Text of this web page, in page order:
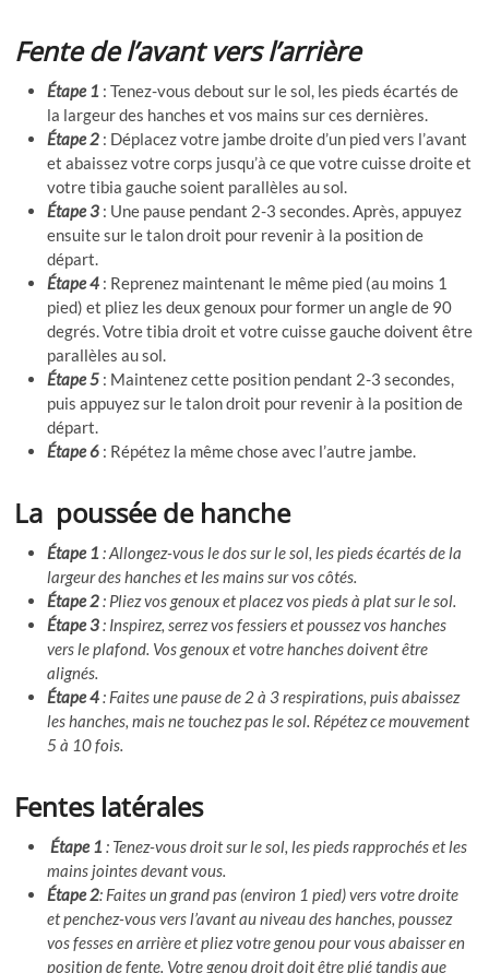
Fente de l’avant vers l’arrière
Étape 1 : Tenez-vous debout sur le sol, les pieds écartés de
la largeur des hanches et vos mains sur ces dernières.
Étape 2 : Déplacez votre jambe droite d’un pied vers l’avant
et abaissez votre corps jusqu’à ce que votre cuisse droite et
votre tibia gauche soient parallèles au sol.
Étape 3 : Une pause pendant 2-3 secondes. Après, appuyez
ensuite sur le talon droit pour revenir à la position de
départ.
Étape 4 : Reprenez maintenant le même pied (au moins 1
pied) et pliez les deux genoux pour former un angle de 90
degrés. Votre tibia droit et votre cuisse gauche doivent être
parallèles au sol.
Étape 5 : Maintenez cette position pendant 2-3 secondes,
puis appuyez sur le talon droit pour revenir à la position de
départ.
Étape 6 : Répétez la même chose avec l’autre jambe.
La poussée de hanche
Étape 1: Allongez-vous le dos sur le sol, les pieds écartés de la
largeur des hanches et les mains sur vos côtés.
Étape 2: Pliez vos genoux et placez vos pieds à plat sur le sol.
Étape 3: Inspirez, serrez vos fessiers et poussez vos hanches
vers le plafond. Vos genoux et votre hanches doivent être
alignés.
Étape 4: Faites une pause de 2 à 3 respirations, puis abaissez
les hanches, mais ne touchez pas le sol. Répétez ce mouvement
5 à 10 fois.
Fentes latérales
Étape 1: Tenez-vous droit sur le sol, les pieds rapprochés et les
mains jointes devant vous.
Étape 2: Faites un grand pas (environ 1 pied) vers votre droite
et penchez-vous vers l’avant au niveau des hanches, poussez
vos fesses en arrière et pliez votre genou pour vous abaisser en
position de fente. Votre genou droit doit être plié tandis que